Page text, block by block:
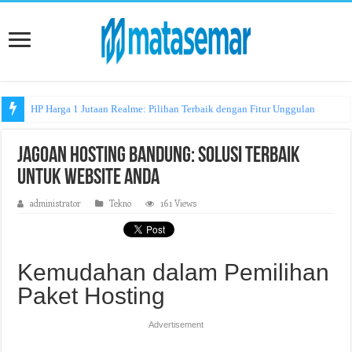
HP Harga 1 Jutaan Realme: Pilihan Terbaik dengan Fitur Unggulan
Jagoan Hosting Bandung: Solusi Terbaik
untuk Website Anda
administrator Tekno 161 Views
Kemudahan dalam Pemilihan
Paket Hosting
Advertisement